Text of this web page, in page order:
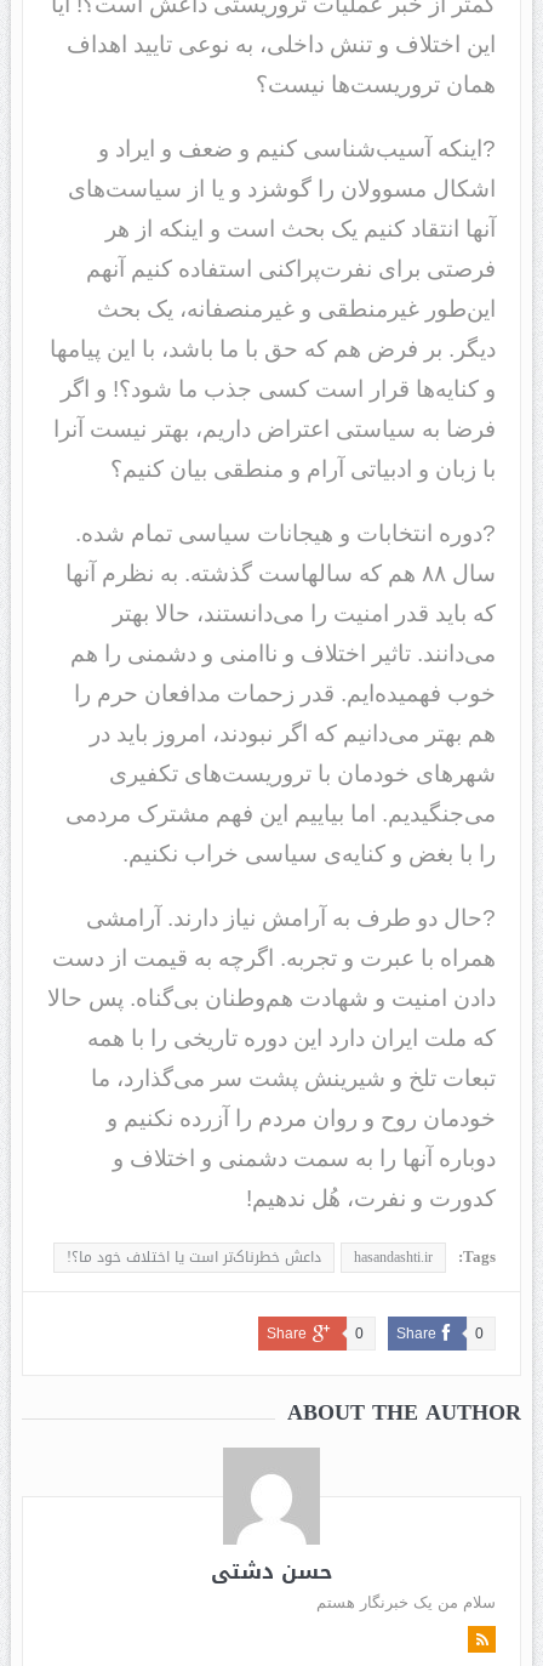
این اختلاف و تنش داخلی، به نوعی تایید اهداف
همان تروریست‌ها نیست؟
?اینکه آسیب‌شناسی کنیم و ضعف و ایراد و
اشکال مسوولان را گوشزد و یا از سیاست‌های
آنها انتقاد کنیم یک بحث است و اینکه از هر
فرصتی برای نفرت‌پراکنی استفاده کنیم آنهم
این‌طور غیرمنطقی و غیرمنصفانه، یک بحث
دیگر. بر فرض هم که حق با ما باشد، با این پیامها
و کنایه‌ها قرار است کسی جذب ما شود؟! و اگر
فرضا به سیاستی اعتراض داریم، بهتر نیست آنرا
با زبان و ادبیاتی آرام و منطقی بیان کنیم؟
?دوره انتخابات و هیجانات سیاسی تمام شده.
سال ۸۸ هم که سالهاست گذشته. به نظرم آنها
که باید قدر امنیت را می‌دانستند، حالا بهتر
می‌دانند. تاثیر اختلاف و ناامنی و دشمنی را هم
خوب فهمیده‌ایم. قدر زحمات مدافعان حرم را
هم بهتر می‌دانیم که اگر نبودند، امروز باید در
شهرهای خودمان با تروریست‌های تکفیری
می‌جنگیدیم. اما بیاییم این فهم مشترک مردمی
را با بغض و کنایه‌ی سیاسی خراب نکنیم.
?حال دو طرف به آرامش نیاز دارند. آرامشی
همراه با عبرت و تجربه. اگرچه به قیمت از دست
دادن امنیت و شهادت هم‌وطنان بی‌گناه. پس حالا
که ملت ایران دارد این دوره تاریخی را با همه
تبعات تلخ و شیرینش پشت سر می‌گذارد، ما
خودمان روح و روان مردم را آزرده نکنیم و
دوباره آنها را به سمت دشمنی و اختلاف و
کدورت و نفرت، هُل ندهیم!
Tags:
hasandashti.ir داعش خطرناک‌تر است یا اختلاف خود ما؟!
Share 0
Share 0
ABOUT THE AUTHOR
حسن دشتی
سلام من یک خبرنگار هستم